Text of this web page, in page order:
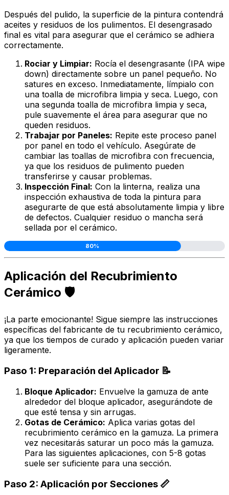
Después del pulido, la superficie de la pintura contendrá
aceites y residuos de los pulimentos. El desengrasado
final es vital para asegurar que el cerámico se adhiera
correctamente.
Rociar y Limpiar: Rocía el desengrasante (IPA wipe
down) directamente sobre un panel pequeño. No
satures en exceso. Inmediatamente, límpialo con
una toalla de microfibra limpia y seca. Luego, con
una segunda toalla de microfibra limpia y seca,
pule suavemente el área para asegurar que no
queden residuos.
Trabajar por Paneles: Repite este proceso panel
por panel en todo el vehículo. Asegúrate de
cambiar las toallas de microfibra con frecuencia,
ya que los residuos de pulimento pueden
transferirse y causar problemas.
Inspección Final: Con la linterna, realiza una
inspección exhaustiva de toda la pintura para
asegurarte de que está absolutamente limpia y libre
de defectos. Cualquier residuo o mancha será
sellada por el cerámico.
80%
Aplicación del Recubrimiento
Cerámico 🛡️
¡La parte emocionante! Sigue siempre las instrucciones
específicas del fabricante de tu recubrimiento cerámico,
ya que los tiempos de curado y aplicación pueden variar
ligeramente.
Paso 1: Preparación del Aplicador 📝
Bloque Aplicador: Envuelve la gamuza de ante
alrededor del bloque aplicador, asegurándote de
que esté tensa y sin arrugas.
Gotas de Cerámico: Aplica varias gotas del
recubrimiento cerámico en la gamuza. La primera
vez necesitarás saturar un poco más la gamuza.
Para las siguientes aplicaciones, con 5-8 gotas
suele ser suficiente para una sección.
Paso 2: Aplicación por Secciones 📏